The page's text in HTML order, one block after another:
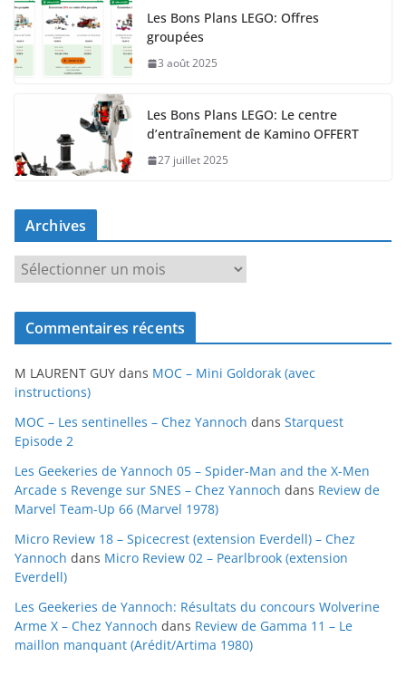
Les Bons Plans LEGO: Offres
groupées
3 août 2025
Les Bons Plans LEGO: Le centre
d’entraînement de Kamino OFFERT
27 juillet 2025
Archives
c
v
e
s
Commentaires récents
M LAURENT GUY dans MOC – Mini Goldorak (avec
instructions)
MOC – Les sentinelles – Chez Yannoch dans Starquest
Episode 2
Les Geekeries de Yannoch 05 – Spider-Man and the X-Men
Arcade s Revenge sur SNES – Chez Yannoch dans Review de
Marvel Team-Up 66 (Marvel 1978)
Micro Review 18 – Spicecrest (extension Everdell) – Chez
Yannoch dans Micro Review 02 – Pearlbrook (extension
Everdell)
Les Geekeries de Yannoch: Résultats du concours Wolverine
Arme X – Chez Yannoch dans Review de Gamma 11 – Le
maillon manquant (Arédit/Artima 1980)